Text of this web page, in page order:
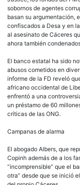
sobornos de agentes
basan su argumentación,
confiscados a Desa y en
al asesinato de Cáceres
ahora también
El banco estatal ha sido
abusos cometidos en
informe de la FD reveló
africano occidental de
enfrentó a una
un préstamo de 60
críticas de las ONG.
Campanas de alarma
El abogado Albers, que
Copinh además de a los
“incomprensible” que el
otra” desde que se inició